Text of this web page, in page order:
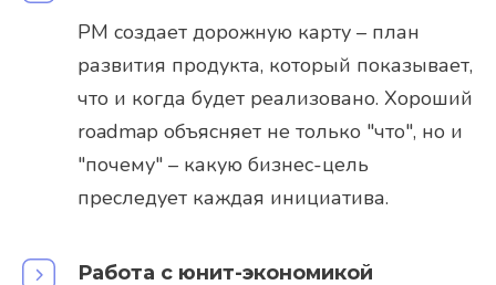
PM создает дорожную карту – план
развития продукта, который показывает,
что и когда будет реализовано. Хороший
roadmap объясняет не только "что", но и
"почему" – какую бизнес-цель
преследует каждая инициатива.
Работа с юнит-экономикой